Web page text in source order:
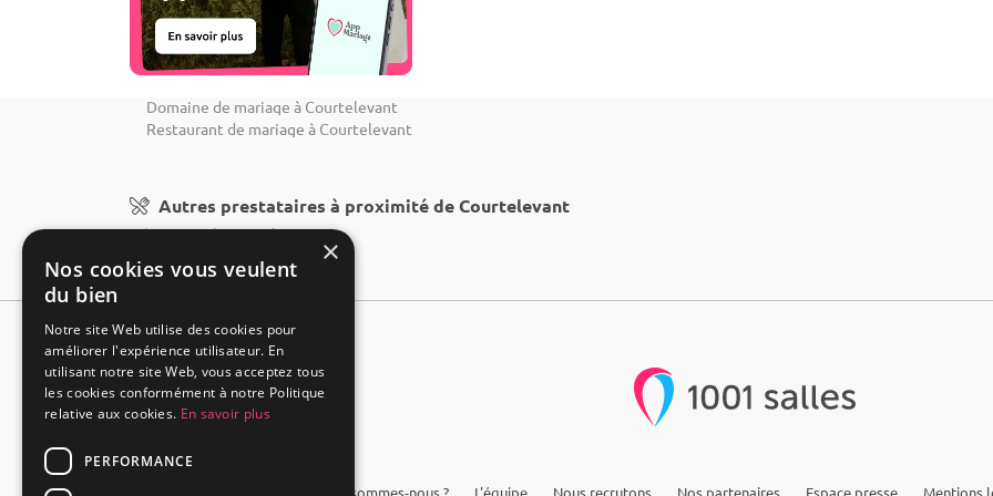
Domaine de mariage à Courtelevant
Restaurant de mariage à Courtelevant
Autres prestataires à proximité de Courtelevant
Décoration à Courtelevant ×
Nos cookies vous veulent
du bien
Notre site Web utilise des cookies pour
améliorer l'expérience utilisateur. En
utilisant notre site Web, vous acceptez tous
les cookies conformément à notre Politique
relative aux cookies. En savoir plus
PERFORMANCE